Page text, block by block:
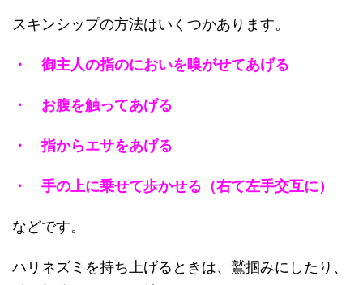
スキンシップの方法はいくつかあります。
・ 御主人の指のにおいを嗅がせてあげる
・ お腹を触ってあげる
・ 指からエサをあげる
・ 手の上に乗せて歩かせる（右て左手交互に）
などです。
ハリネズミを持ち上げるときは、鷲掴みにしたり、